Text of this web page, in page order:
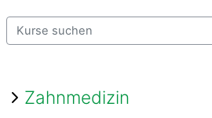
Kurse suchen
Zahnmedizin